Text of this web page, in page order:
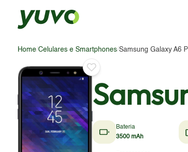
Home/Celulares e Smartphones/Samsung Galaxy A6
Bateria
3500 mAh